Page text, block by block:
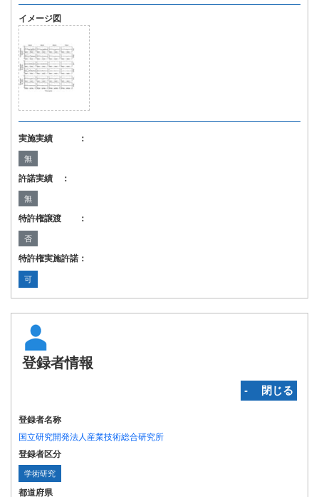
イメージ図
実施実績 ：
無
許諾実績 ：
無
特許権譲渡 ：
否
特許権実施許諾：
可
登録者情報
‐ 閉じる
登録者名称
国立研究開発法人産業技術総合研究所
登録者区分
学術研究
都道府県